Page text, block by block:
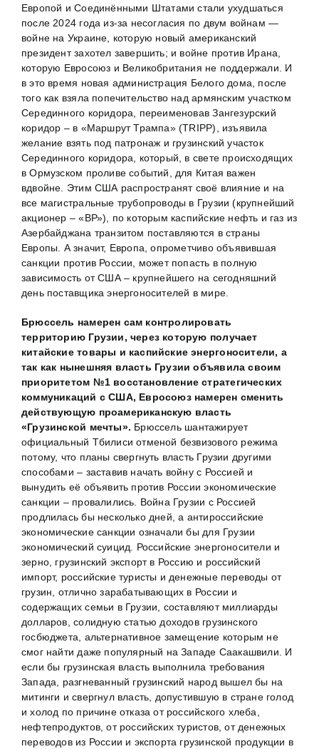
Европой и Соединёнными Штатами стали ухудшаться
после 2024 года из-за несогласия по двум войнам —
войне на Украине, которую новый американский
президент захотел завершить; и войне против Ирана,
которую Евросоюз и Великобритания не поддержали. И
в это время новая администрация Белого дома, после
того как взяла попечительство над армянским участком
Серединного коридора, переименовав Зангезурский
коридор – в «Маршрут Трампа» (TRIPP), изъявила
желание взять под патронаж и грузинский участок
Серединного коридора, который, в свете происходящих
в Ормузском проливе событий, для Китая важен
вдвойне. Этим США распространят своё влияние и на
все магистральные трубопроводы в Грузии (крупнейший
акционер – «ВР»), по которым каспийские нефть и газ из
Азербайджана транзитом поставляются в страны
Европы. А значит, Европа, опрометчиво объявившая
санкции против России, может попасть в полную
зависимость от США – крупнейшего на сегодняшний
день поставщика энергоносителей в мире.
Брюссель намерен сам контролировать
территорию Грузии, через которую получает
китайские товары и каспийские энергоносители, а
так как нынешняя власть Грузии объявила своим
приоритетом №1 восстановление стратегических
коммуникаций с США, Евросоюз намерен сменить
действующую проамериканскую власть
«Грузинской мечты». Брюссель шантажирует
официальный Тбилиси отменой безвизового режима
потому, что планы свергнуть власть Грузии другими
способами – заставив начать войну с Россией и
вынудить её объявить против России экономические
санкции – провалились. Война Грузии с Россией
продлилась бы несколько дней, а антироссийские
экономические санкции означали бы для Грузии
экономический суицид. Российские энергоносители и
зерно, грузинский экспорт в Россию и российский
импорт, российские туристы и денежные переводы от
грузин, отлично зарабатывающих в России и
содержащих семьи в Грузии, составляют миллиарды
долларов, солидную статью доходов грузинского
госбюджета, альтернативное замещение которым не
смог найти даже популярный на Западе Саакашвили. И
если бы грузинская власть выполнила требования
Запада, разгневанный грузинский народ вышел бы на
митинги и свергнул власть, допустившую в стране голод
и холод по причине отказа от российского хлеба,
нефтепродуктов, от российских туристов, от денежных
переводов из России и экспорта грузинской продукции в